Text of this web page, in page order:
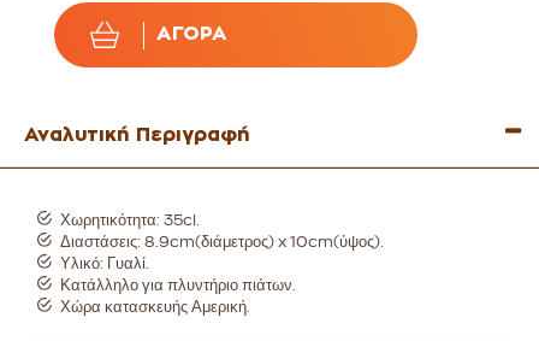
ΑΓΟΡΆ
Αναλυτική Περιγραφή
Χωρητικότητα: 35cl.
Διαστάσεις: 8.9cm(διάμετρος) x 10cm(ύψος).
Υλικό: Γυαλί.
Κατάλληλο για πλυντήριο πιάτων.
Χώρα κατασκευής Αμερική.